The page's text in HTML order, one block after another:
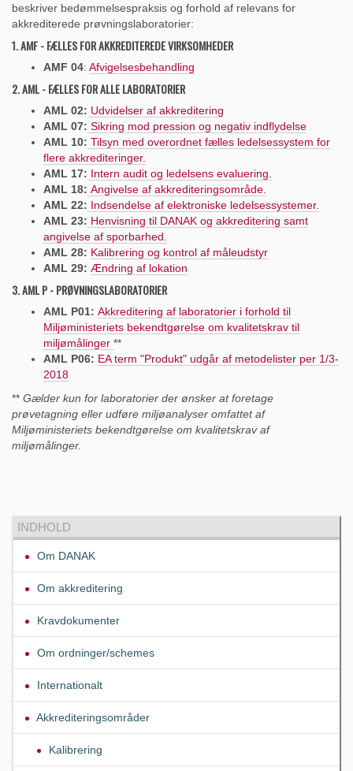
beskriver bedømmelsespraksis og forhold af relevans for
akkrediterede prøvningslaboratorier:
1. AMF - FÆLLES FOR AKKREDITEREDE VIRKSOMHEDER
AMF 04: Afvigelsesbehandling
2. AML - FÆLLES FOR ALLE LABORATORIER
AML 02: Udvidelser af akkreditering
AML 07: Sikring mod pression og negativ indflydelse
AML 10: Tilsyn med overordnet fælles ledelsessystem for
flere akkrediteringer.
AML 17: Intern audit og ledelsens evaluering.
AML 18: Angivelse af akkrediteringsområde.
AML 22: Indsendelse af elektroniske ledelsessystemer.
AML 23: Henvisning til DANAK og akkreditering samt
angivelse af sporbarhed.
AML 28: Kalibrering og kontrol af måleudstyr
AML 29: Ændring af lokation
3. AML P - PRØVNINGSLABORATORIER
AML P01: Akkreditering af laboratorier i forhold til
Miljøministeriets bekendtgørelse om kvalitetskrav til
miljømålinger **
AML P06: EA term "Produkt" udgår af metodelister per 1/3-
2018
** Gælder kun for laboratorier der ønsker at foretage
prøvetagning eller udføre miljøanalyser omfattet af
Miljøministeriets bekendtgørelse om kvalitetskrav af
miljømålinger.
INDHOLD
Om DANAK
Om akkreditering
Kravdokumenter
Om ordninger/schemes
Internationalt
Akkrediteringsområder
Kalibrering